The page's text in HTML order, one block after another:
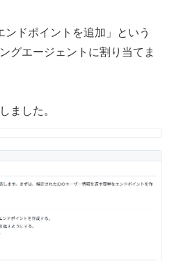
ンドポイントを追加」という
グエージェントに割り当てま
ました。